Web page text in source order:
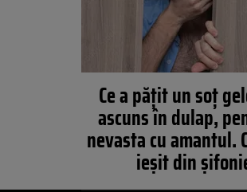
Ce a pățit un soț
ascuns în dulap,
nevasta cu amantul.
ieșit din